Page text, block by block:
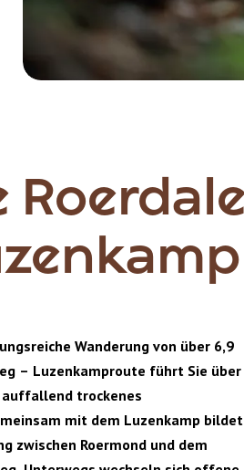
Wanderung von über 6,9
– Luzenkamproute führt Sie über
trockenes
mit dem Luzenkamp bildet
zwischen Roermond und dem